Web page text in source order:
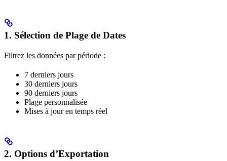
1. Sélection de Plage de Dates
Filtrez les données par période :
7 derniers jours
30 derniers jours
90 derniers jours
Plage personnalisée
Mises à jour en temps réel
2. Options d’Exportation